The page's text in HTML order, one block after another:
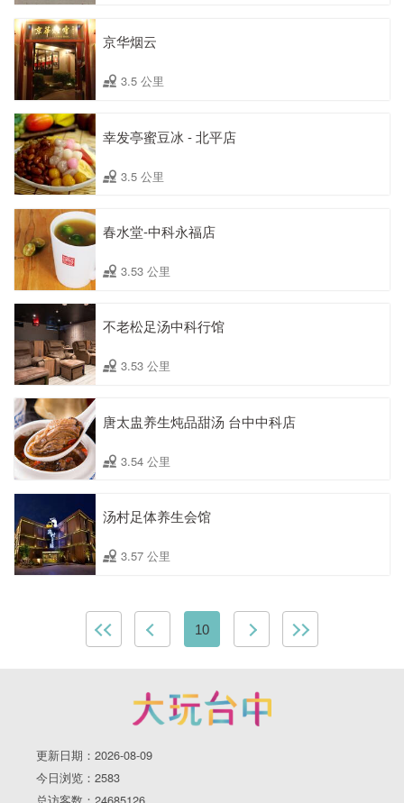
京华烟云
3.5 公里
幸发亭蜜豆冰 - 北平店
3.5 公里
春水堂-中科永福店
3.53 公里
不老松足汤中科行馆
3.53 公里
唐太盅养生炖品甜汤 台中中科店
3.54 公里
汤村足体养生会馆
3.57 公里
10
更新日期：2026-08-09
今日浏览：2583